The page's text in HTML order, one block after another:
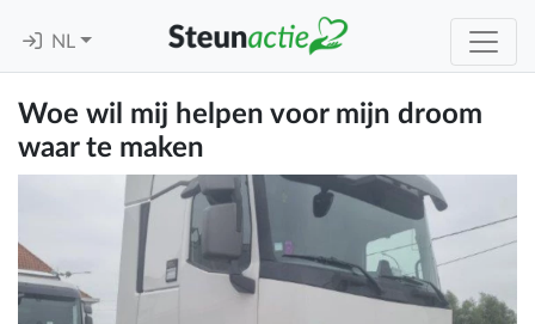
NL
Woe wil mij helpen voor mijn droom
waar te maken